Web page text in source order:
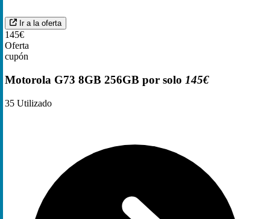
Ir a la oferta
145€
Oferta
cupón
Motorola G73 8GB 256GB por solo 145€
35 Utilizado